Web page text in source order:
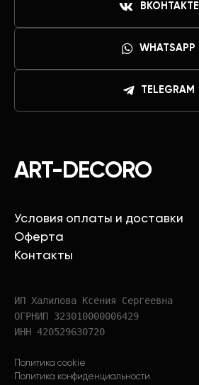
ART-DECORO
Условия оплаты и доставки
Оферта
Контакты
ИП Халилова Ксения Сергеевна
ОГРНИП 323010000006429
ИНН 420529630720
Политика cookie
Политика конфиденциальности
ВКОНТАКТЕ
WHATSAPP
TELEGRAM